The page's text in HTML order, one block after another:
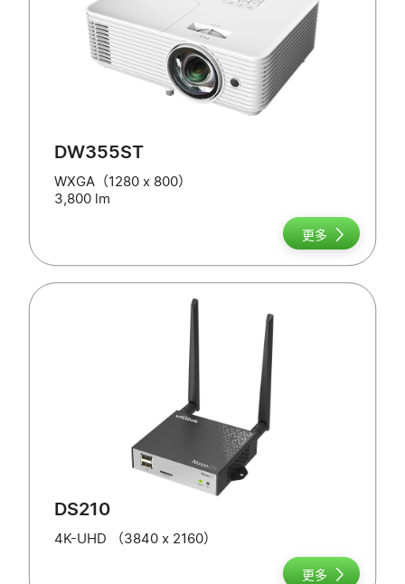
DW355ST
WXGA（1280 x 800）
3,800 lm
更多
DS210
4K-UHD （3840 x 2160）
更多